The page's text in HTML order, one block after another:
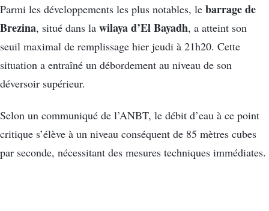
Parmi les développements les plus notables, le barrage de
Brezina, situé dans la wilaya d’El Bayadh, a atteint son
seuil maximal de remplissage hier jeudi à 21h20. Cette
situation a entraîné un débordement au niveau de son
déversoir supérieur.
Selon un communiqué de l’ANBT, le débit d’eau à ce point
critique s’élève à un niveau conséquent de 85 mètres cubes
par seconde, nécessitant des mesures techniques immédiates.